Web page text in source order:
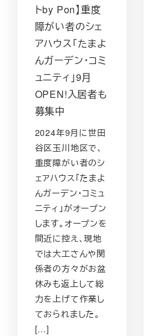
トby Pon】重度
障がい者のシェ
アハウス「たまよ
んガーデン・コミ
ュニティ」9月
OPEN!入居者も
募集中
2024年9月に世田
谷区玉川地区で、
重度障がい者のシ
ェアハウス「たまよ
んガーデン・コミュ
ニティ」がオープン
します。オープンを
間近に控え、現地
では大工さんや関
係者の方々がお盆
休みも返上して総
力を上げて作業し
ておられました。
[…]